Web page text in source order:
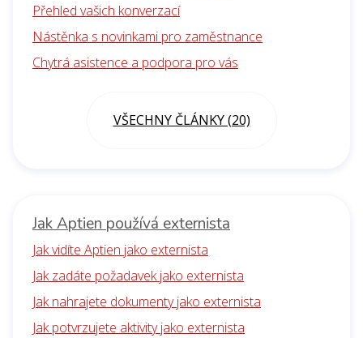
Přehled vašich konverzací
Nástěnka s novinkami pro zaměstnance
Chytrá asistence a podpora pro vás
VŠECHNY ČLÁNKY (20)
Jak Aptien používá externista
Jak vidíte Aptien jako externista
Jak zadáte požadavek jako externista
Jak nahrajete dokumenty jako externista
Jak potvrzujete aktivity jako externista